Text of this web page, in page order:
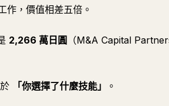
作，價值相差五倍。
2,266 萬日圓 （M&A Capital
「你選擇了什麼技能」 。